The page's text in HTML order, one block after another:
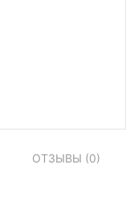
ОТЗЫВЫ (0)